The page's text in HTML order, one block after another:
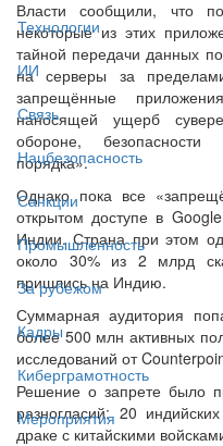
Технологии
ИИ
Связь
Нацбезопасность
Санкции
Промышленность
За рубежом
Кадры
Киберграмотность
Мероприятия
Власти сообщили, что
некоторые из этих
тайной передачи данных
на серверы за
запрещённые
наносящей ущерб
обороне, безопасности
порядка».
Однако пока все
открытом доступе в
Индии. Страна при этом
около 30% из 2 млрд
пришлись на Индию.
Суммарная аудитория
более 500 млн активных
исследований от
Решение о запрете было
разногласий: 20
драке с китайскими